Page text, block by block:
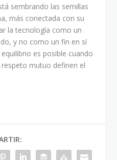
sembrando las semillas
más conectada con su
la tecnología como un
y no como un fin en sí
es posible cuando
mutuo definen el